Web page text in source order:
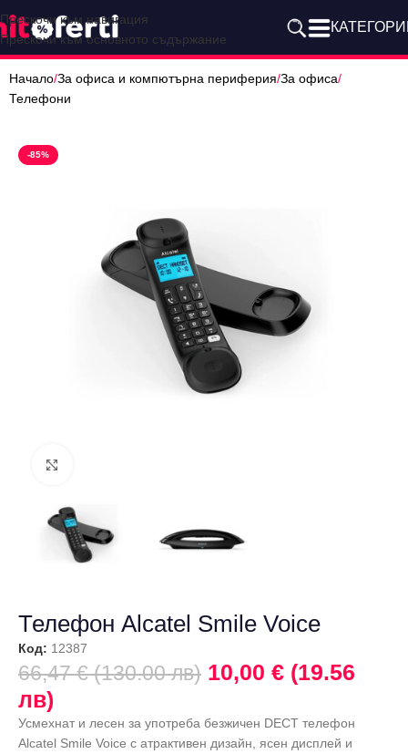
Прескочи към навигация
Прескочи към основното съдържание
Начало/За офиса и компютърна периферия/За офиса/
Телефони
-85%
Телефон Alcatel Smile Voice
Код: 12387
66,47 € (130.00 лв) 10,00 € (19.56
лв)
Усмехнат и лесен за употреба безжичен DECT телефон
Alcatel Smile Voice с атрактивен дизайн, ясен дисплей и